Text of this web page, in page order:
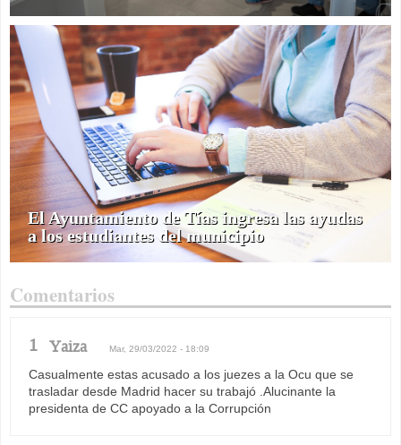
El Ayuntamiento de Tías ingresa las ayudas
a los estudiantes del municipio
Comentarios
1 Yaiza Mar, 29/03/2022 - 18:09
Casualmente estas acusado a los juezes a la Ocu que se
trasladar desde Madrid hacer su trabajó .Alucinante la
presidenta de CC apoyado a la Corrupción